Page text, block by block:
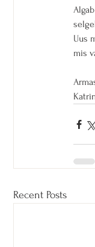
Uus
mis
Recent Posts